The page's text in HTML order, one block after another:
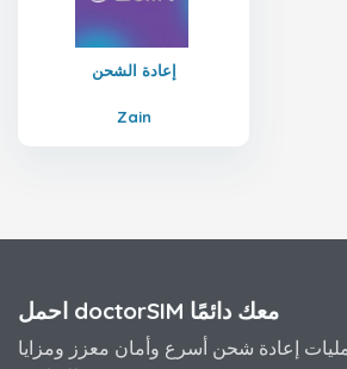
إعادة الشحن
Zain
احمل doctorSIM معك دائمًا
إعادة شحن أسرع وأمان معزز ومزايا